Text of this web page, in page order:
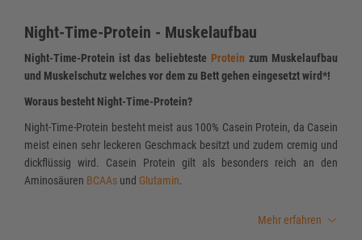
Night-Time-Protein - Muskelaufbau
Night-Time-Protein ist das beliebteste Protein zum Muskelaufbau
und Muskelschutz welches vor dem zu Bett gehen eingesetzt wird*!
Woraus besteht Night-Time-Protein?
Night-Time-Protein besteht meist aus 100% Casein Protein, da Casein
meist einen sehr leckeren Geschmack besitzt und zudem cremig und
dickflüssig wird. Casein Protein gilt als besonders reich an den
Aminosäuren BCAAs und Glutamin.
Mehr erfahren